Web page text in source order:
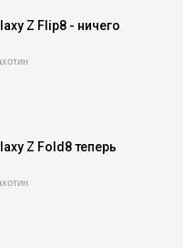
Z Flip8 - ничего
Z Fold8 теперь